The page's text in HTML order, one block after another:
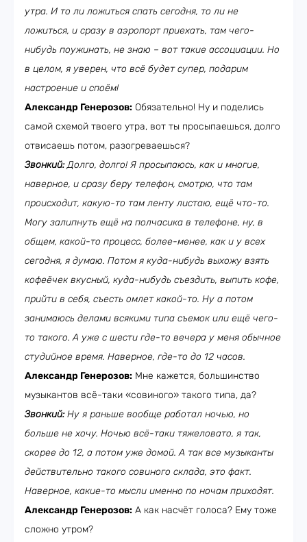
утра. И то ли ложиться спать сегодня, то ли не
ложиться, и сразу в аэропорт приехать, там чего-
нибудь поужинать, не знаю – вот такие ассоциации. Но
в целом, я уверен, что всё будет супер, подарим
настроение и споём!
Александр Генерозов: Обязательно! Ну и поделись
самой схемой твоего утра, вот ты просыпаешься, долго
отвисаешь потом, разогреваешься?
Звонкий:Долго, долго! Я просыпаюсь, как и многие,
наверное, и сразу беру телефон, смотрю, что там
происходит, какую-то там ленту листаю, ещё что-то.
Могу залипнуть ещё на полчасика в телефоне, ну, в
общем, какой-то процесс, более-менее, как и у всех
сегодня, я думаю. Потом я куда-нибудь выхожу взять
кофеёчек вкусный, куда-нибудь съездить, выпить кофе,
прийти в себя, съесть омлет какой-то. Ну а потом
занимаюсь делами всякими типа съемок или ещё чего-
то такого. А уже с шести где-то вечера у меня обычное
студийное время. Наверное, где-то до 12 часов.
Александр Генерозов: Мне кажется, большинство
музыкантов всё-таки «совиного» такого типа, да?
Звонкий:Ну я раньше вообще работал ночью, но
больше не хочу. Ночью всё-таки тяжеловато, я так,
скорее до 12, а потом уже домой. А так все музыканты
действительно такого совиного склада, это факт.
Наверное, какие-то мысли именно по ночам приходят.
Александр Генерозов: А как насчёт голоса? Ему тоже
сложно утром?